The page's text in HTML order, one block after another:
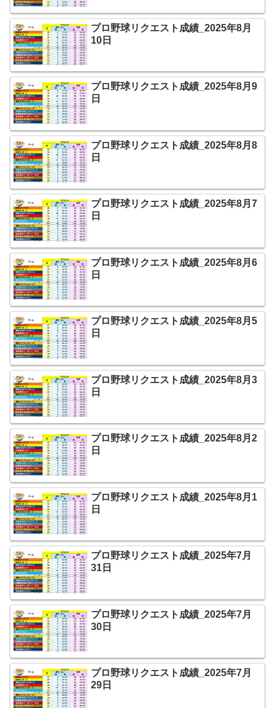
プロ野球リクエスト成績_2025年8月
10日
プロ野球リクエスト成績_2025年8月9
日
プロ野球リクエスト成績_2025年8月8
日
プロ野球リクエスト成績_2025年8月7
日
プロ野球リクエスト成績_2025年8月6
日
プロ野球リクエスト成績_2025年8月5
日
プロ野球リクエスト成績_2025年8月3
日
プロ野球リクエスト成績_2025年8月2
日
プロ野球リクエスト成績_2025年8月1
日
プロ野球リクエスト成績_2025年7月
31日
プロ野球リクエスト成績_2025年7月
30日
プロ野球リクエスト成績_2025年7月
29日